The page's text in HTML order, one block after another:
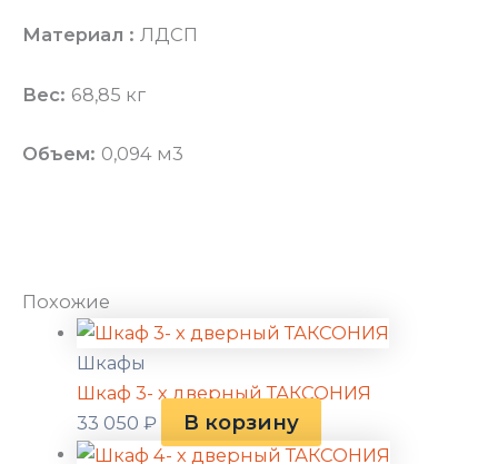
Материал : ЛДСП
Вес: 68,85 кг
Объем: 0,094 м3
Похожие
Шкафы
Шкаф 3- х дверный ТАКСОНИЯ
33 050₽ В корзину